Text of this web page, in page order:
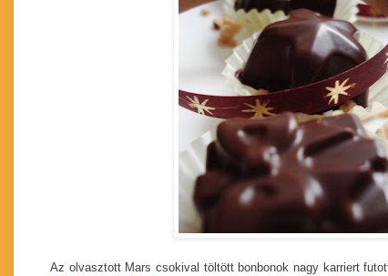
Az olvasztott Mars csokival töltött bonbonok nagy karriert